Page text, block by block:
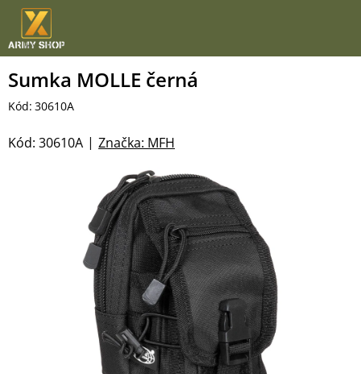
Přejít
obsah
Sumka MOLLE černá
Kód: 30610A
Značka: MFH
Kód: 30610A